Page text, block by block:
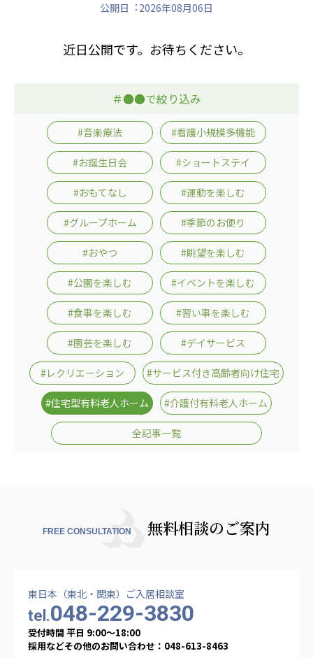
社会福祉法人 心の会
医療（共に生きる仲間達）
S-Labo（渋谷院）
医療法人社団 デンタルケアコミュニティ
フォレストデンタルクリニック
医療法人 共生会
松園病院介護医療院
松園第二病院
複合ケアセンターまつぞの
医療法人社団 鴻愛会
こうのす共生病院
OKP with Life クリニック
こうのすナーシングホーム共生園
あげお共生の家
医療法人 京都翔医会
西京都病院
西京都クリニック
洛桂の郷
教育（共に生きる仲間達）
国際医療専門学校 浦和学院高等学校
明星幼稚園 志学会高等学校
特定非営利活動法人ファイアーレッズメディカルスポ
公開日︓2026年08月06日
近日公開です。お待ちください。
＃●●で絞り込み
#音楽療法 #看護小規模多機能
#お誕生日会 #ショートステイ
#おもてなし #運動を楽しむ
#グループホーム #季節のお便り
#おやつ #眺望を楽しむ
#公園を楽しむ #イベントを楽しむ
#食事を楽しむ #習い事を楽しむ
#園芸を楽しむ #デイサービス
#レクリエーション #サービス付き高齢者向け住宅
#住宅型有料老人ホーム #介護付有料老人ホーム
全記事一覧
FREE CONSULTATION 無料相談のご案内
東日本（東北・関東）ご入居相談室
tel.048-229-3830
受付時間 平日 9:00〜18:00
採用などその他のお問い合わせ：048-613-8463